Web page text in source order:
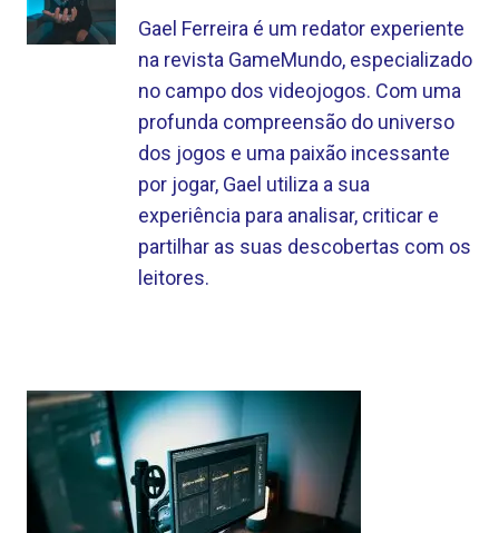
Gael Ferreira é um redator experiente
na revista GameMundo, especializado
no campo dos videojogos. Com uma
profunda compreensão do universo
dos jogos e uma paixão incessante
por jogar, Gael utiliza a sua
experiência para analisar, criticar e
partilhar as suas descobertas com os
leitores.